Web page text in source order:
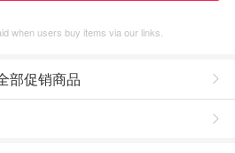
when users buy items via our links.
部促销商品